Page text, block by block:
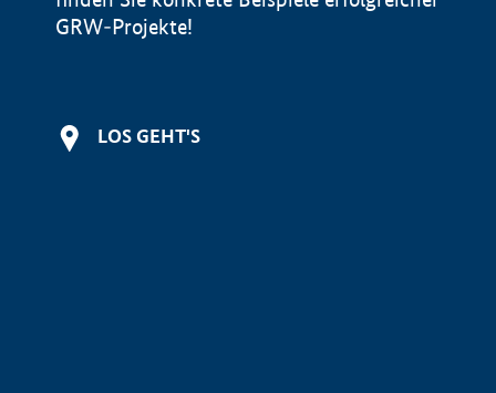
GRW-Projekte!
LOS GEHT'S